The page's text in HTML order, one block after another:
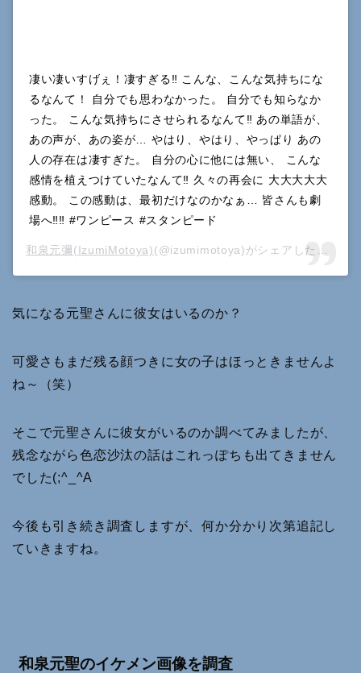
凄い凄いすげぇ！凄すぎる‼︎ こんな、こんな気持ちにな
るなんて！ 自分でも思わなかった。 自分でも知らなか
った。 こんな気持ちにさせられるなんて‼︎ あの単語が、
あの声が、あの姿が… やはり、やはり、やっぱり あの
人の存在は凄すぎた。 自分の心に他には無い、 こんな
感情を植えつけていたなんて‼︎ 久々の再会に 大大大大大
感動。 この感動は、最初だけなのかなぁ… 皆さんも劇
場へ‼︎‼︎ #ワンピース #スタンピード
和泉元彌(IzumiMotoya)(@izumimotoya)がシェアした投稿 –
気になる元聖さんに彼女はいるのか？
可愛さもまだ残る顔つきに女の子はほっときませんよ
ね～（笑）
そこで元聖さんに彼女がいるのか調べてみましたが、
残念ながら色恋沙汰の話はこれっぽちも出てきません
でした(;^_^A
今後も引き続き調査しますが、何か分かり次第追記し
ていきますね。
和泉元聖のイケメン画像を調査